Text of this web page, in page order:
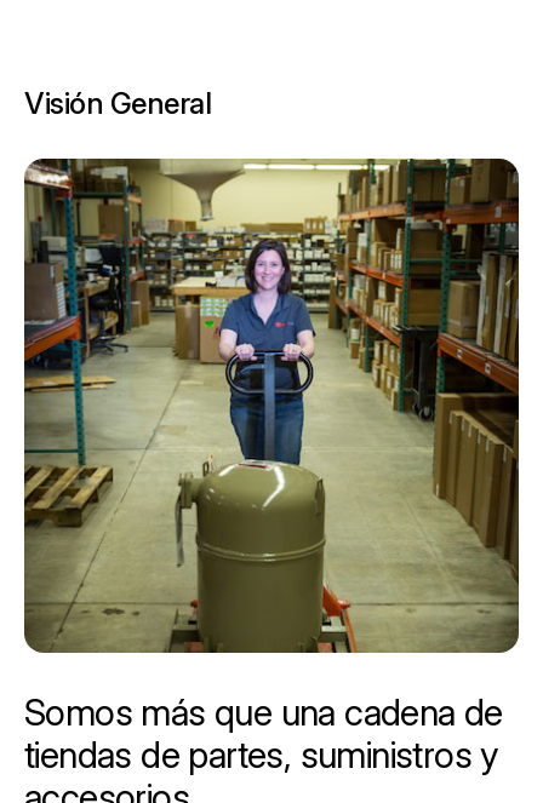
Visión General
Somos más que una cadena de
tiendas de partes, suministros y